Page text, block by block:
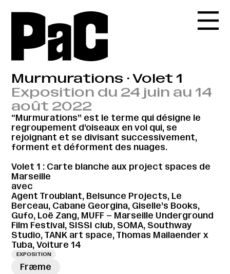
Murmurations · Volet 1
Exposition du 24 juin au 14
août 2022
“Murmurations” est le terme qui désigne le
regroupement d’oiseaux en vol qui, se
rejoignant et se divisant successivement,
forment et déforment des nuages.
Volet 1 : Carte blanche aux project spaces de
Marseille
avec
Agent Troublant, Belsunce Projects, Le
Berceau, Cabane Georgina, Giselle’s Books,
Gufo, Loë Zang, MUFF – Marseille Underground
Film Festival, SISSI club, SOMA, Southway
Studio, TANK art space, Thomas Mailaender x
Tuba, Voiture 14
EXPOSITION
Fræme